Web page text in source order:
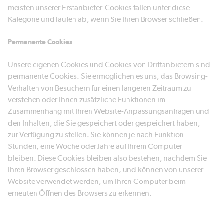
meisten unserer Erstanbieter-Cookies fallen unter diese
Kategorie und laufen ab, wenn Sie Ihren Browser schließen.
Permanente Cookies
Unsere eigenen Cookies und Cookies von Drittanbietern sind
permanente Cookies. Sie ermöglichen es uns, das Browsing-
Verhalten von Besuchern für einen längeren Zeitraum zu
verstehen oder Ihnen zusätzliche Funktionen im
Zusammenhang mit Ihren Website-Anpassungsanfragen und
den Inhalten, die Sie gespeichert oder gespeichert haben,
zur Verfügung zu stellen. Sie können je nach Funktion
Stunden, eine Woche oder Jahre auf Ihrem Computer
bleiben. Diese Cookies bleiben also bestehen, nachdem Sie
Ihren Browser geschlossen haben, und können von unserer
Website verwendet werden, um Ihren Computer beim
erneuten Öffnen des Browsers zu erkennen.